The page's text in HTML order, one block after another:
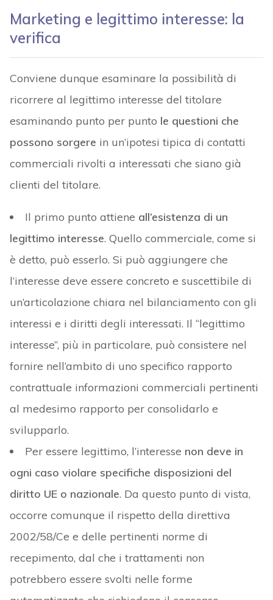
Marketing e legittimo interesse: la
verifica
Conviene dunque esaminare la possibilità di
ricorrere al legittimo interesse del titolare
esaminando punto per punto le questioni che
possono sorgere in un’ipotesi tipica di contatti
commerciali rivolti a interessati che siano già
clienti del titolare.
Il primo punto attiene all’esistenza di un
legittimo interesse. Quello commerciale, come si
è detto, può esserlo. Si può aggiungere che
l’interesse deve essere concreto e suscettibile di
un’articolazione chiara nel bilanciamento con gli
interessi e i diritti degli interessati. Il “legittimo
interesse”, più in particolare, può consistere nel
fornire nell’ambito di uno specifico rapporto
contrattuale informazioni commerciali pertinenti
al medesimo rapporto per consolidarlo e
svilupparlo.
Per essere legittimo, l’interesse non deve in
ogni caso violare specifiche disposizioni del
diritto UE o nazionale. Da questo punto di vista,
occorre comunque il rispetto della direttiva
2002/58/Ce e delle pertinenti norme di
recepimento, dal che i trattamenti non
potrebbero essere svolti nelle forme